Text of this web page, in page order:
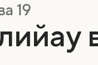
19